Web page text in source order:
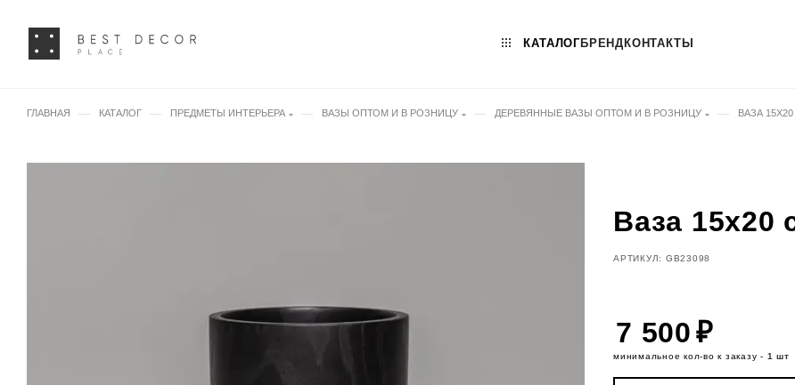
КАТАЛОГБРЕНД КОНТАКТЫ
ГЛАВНАЯ — КАТАЛОГ — ПРЕДМЕТЫ ИНТЕРЬЕРА — ВАЗЫ ОПТОМ И В РОЗНИЦУ — ДЕРЕВЯННЫЕ ВАЗЫ ОПТОМ И В РОЗНИЦУ — ВАЗА
Ваза 15х20
АРТИКУЛ: GB23098
7 500
минимальное кол-во к заказу - 1 шт